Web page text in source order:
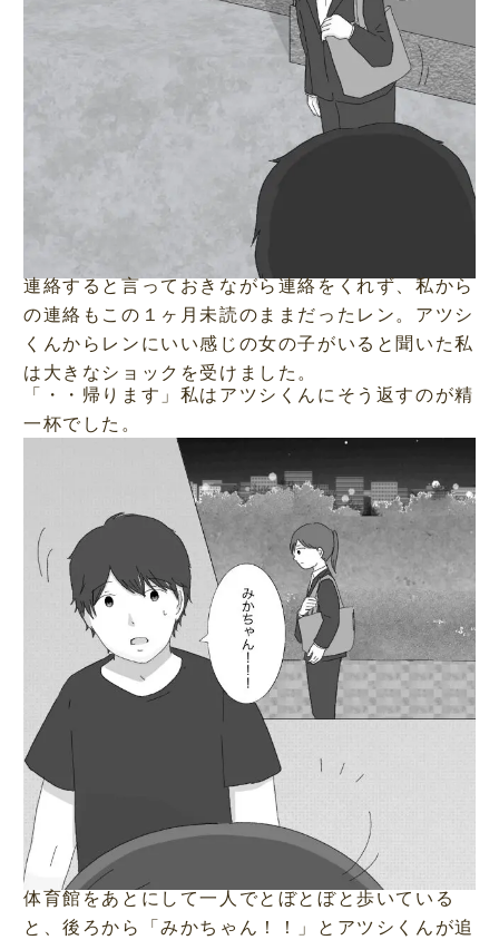
連絡すると言っておきながら連絡をくれず、私から
の連絡もこの１ヶ月未読のままだったレン。アツシ
くんからレンにいい感じの女の子がいると聞いた私
は大きなショックを受けました。
「・・帰ります」私はアツシくんにそう返すのが精
一杯でした。
体育館をあとにして一人でとぼとぼと歩いている
と、後ろから「みかちゃん！！」とアツシくんが追